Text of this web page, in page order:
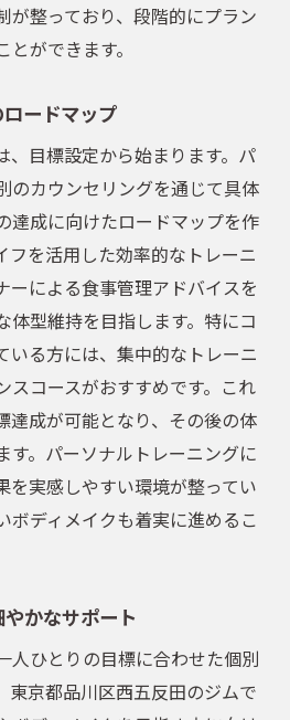
が整っており、段階的にプラン
ができます。
ードマップ
、目標設定から始まります。パ
のカウンセリングを通じて具体
達成に向けたロードマップを作
フを活用した効率的なトレーニ
ーによる食事管理アドバイスを
体型維持を目指します。特にコ
いる方には、集中的なトレーニ
スコースがおすすめです。これ
達成が可能となり、その後の体
す。パーソナルトレーニングに
を実感しやすい環境が整ってい
ボディメイクも着実に進めるこ
かなサポート
人ひとりの目標に合わせた個別
東京都品川区西五反田のジムで